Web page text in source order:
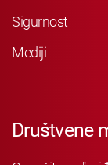
Sigurnost
Mediji
Društvene